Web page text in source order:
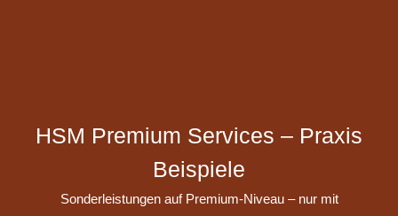
HSM Premium Services – Praxis
Beispiele
Sonderleistungen auf Premium-Niveau – nur mit